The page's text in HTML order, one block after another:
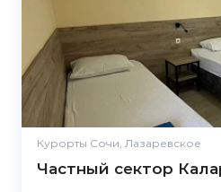
Курорты Сочи, Лазаревское
Частный сектор